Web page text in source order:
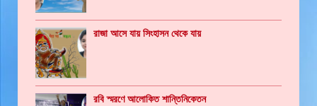
রাজা আসে যায় সিংহাসন থেকে যায়
রবি স্মরণে আলোকিত শান্তিনিকেতন